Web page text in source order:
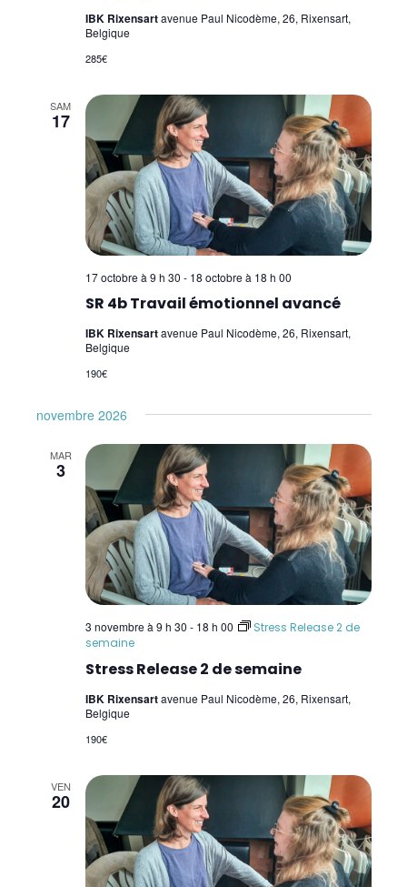
IBK Rixensartavenue Paul Nicodème, 26, Rixensart,
Belgique
285€
SAM
17
SR 4b Travail émotionnel avancé
17 octobre à 9 h 30 - 18 octobre à 18 h 00
IBK Rixensartavenue Paul Nicodème, 26, Rixensart,
Belgique
190€
novembre 2026
MAR
3
Stress Release 2 de semaine
3 novembre à 9 h 30 - 18 h 00
Stress Release 2 de
semaine
IBK Rixensartavenue Paul Nicodème, 26, Rixensart,
Belgique
190€
VEN
20